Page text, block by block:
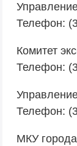
Телефон:
Комитет
Телефон:
Телефон:
МКУ